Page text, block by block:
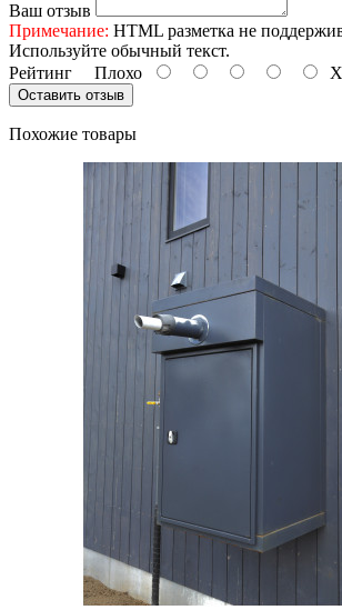
Ваш отзыв
Примечание: HTML разметка не
Используйте обычный текст.
Рейтинг Плохо
Оставить отзыв
Похожие товары